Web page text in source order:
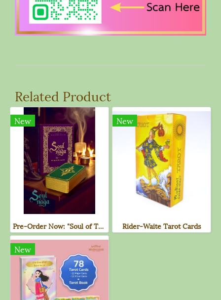
Related Product
New
Pre-Order Now: "Soul of The Naga" Deck of Cards
New
Rider-Waite Tarot Cards
New